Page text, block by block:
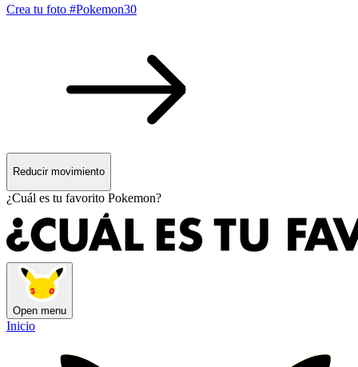
Crea tu foto #Pokemon30
Reducir movimiento
¿Cuál es tu favorito Pokemon?
Open menu
Inicio